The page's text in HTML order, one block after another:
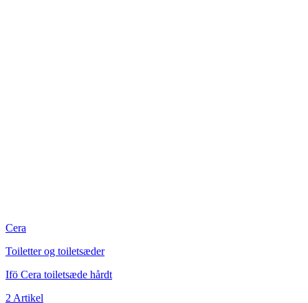
Cera
Toiletter og toiletsæder
Ifö Cera toiletsæde hårdt
2 Artikel